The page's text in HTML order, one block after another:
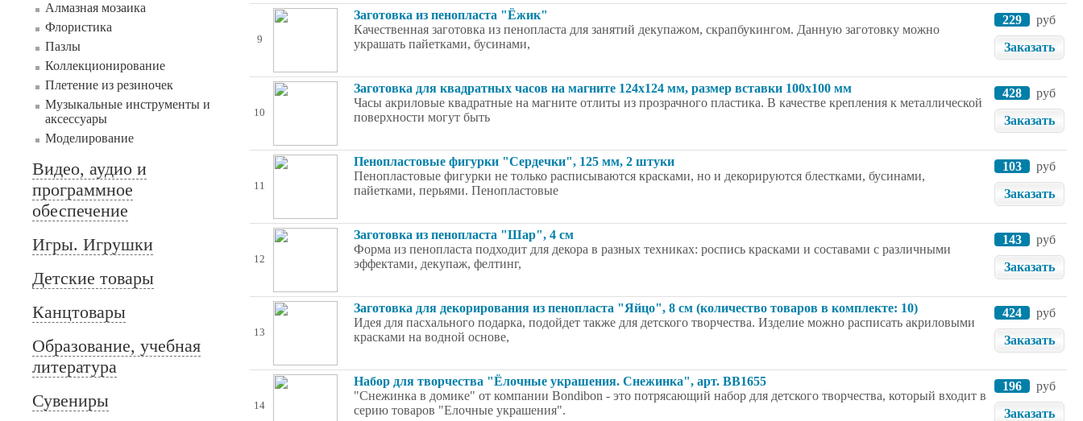
Алмазная мозаика
Флористика
Пазлы
Коллекционирование
Плетение из резиночек
Музыкальные инструменты и
аксессуары
Моделирование
Видео, аудио и
программное
обеспечение
Игры. Игрушки
Детские товары
Канцтовары
Образование, учебная
литература
Сувениры
9
Заготовка из пенопласта "Ёжик"
Качественная заготовка из пенопласта для занятий декупажом, скрапбукингом. Данную заготовку можно
украшать пайетками, бусинами,
229
руб
Заказать
10
Заготовка для квадратных часов на магните 124x124 мм, размер вставки 100x100 мм
Часы акриловые квадратные на магните отлиты из прозрачного пластика. В качестве крепления к металлической
поверхности могут быть
428
руб
Заказать
11
Пенопластовые фигурки "Сердечки", 125 мм, 2 штуки
Пенопластовые фигурки не только расписываются красками, но и декорируются блестками, бусинами,
пайетками, перьями. Пенопластовые
103
руб
Заказать
12
Заготовка из пенопласта "Шар", 4 см
Форма из пенопласта подходит для декора в разных техниках: роспись красками и составами с различными
эффектами, декупаж, фелтинг,
143
руб
Заказать
13
Заготовка для декорирования из пенопласта "Яйцо", 8 см (количество товаров в комплекте: 10)
Идея для пасхального подарка, подойдет также для детского творчества. Изделие можно расписать акриловыми
красками на водной основе,
424
руб
Заказать
14
Набор для творчества "Ёлочные украшения. Снежинка", арт. ВВ1655
"Снежинка в домике" от компании Bondibon - это потрясающий набор для детского творчества, который входит в
серию товаров "Елочные украшения".
196
руб
Заказать